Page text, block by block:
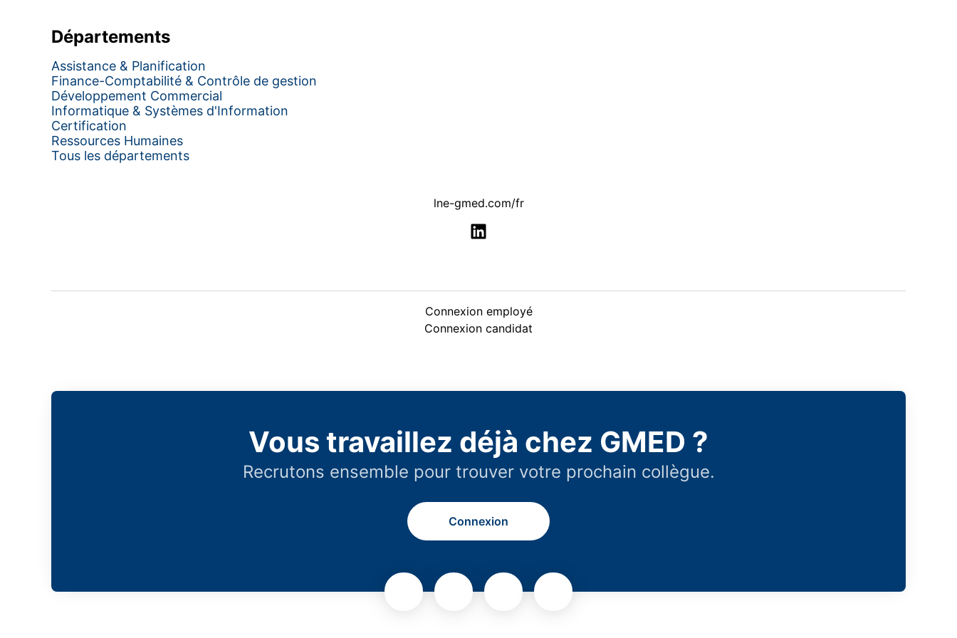
Départements
Assistance & Planification
Finance-Comptabilité & Contrôle de gestion
Développement Commercial
Informatique & Systèmes d'Information
Certification
Ressources Humaines
Tous les départements
lne-gmed.com/fr
Connexion employé
Connexion candidat
Vous travaillez déjà chez GMED ?
Recrutons ensemble pour trouver votre prochain collègue.
Connexion